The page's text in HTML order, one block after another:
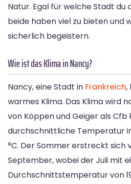
Natur. Egal für welche Stadt du
beide haben viel zu bieten und
sicherlich begeistern.
Wie ist das Klima in Nancy?
Nancy, eine Stadt in Frankreich,
warmes Klima. Das Klima wird
von Köppen und Geiger als Cfb
durchschnittliche Temperatur
°C. Der Sommer erstreckt sich
September, wobei der Juli mit
Durchschnittstemperatur von